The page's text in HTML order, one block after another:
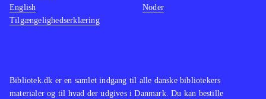
Bibliotek.dk er en samlet indgang til alle danske bibliotekers
materialer og til hvad der udgives i Danmark. Du kan bestille
English
Tilgængelighedserklæring
Noder